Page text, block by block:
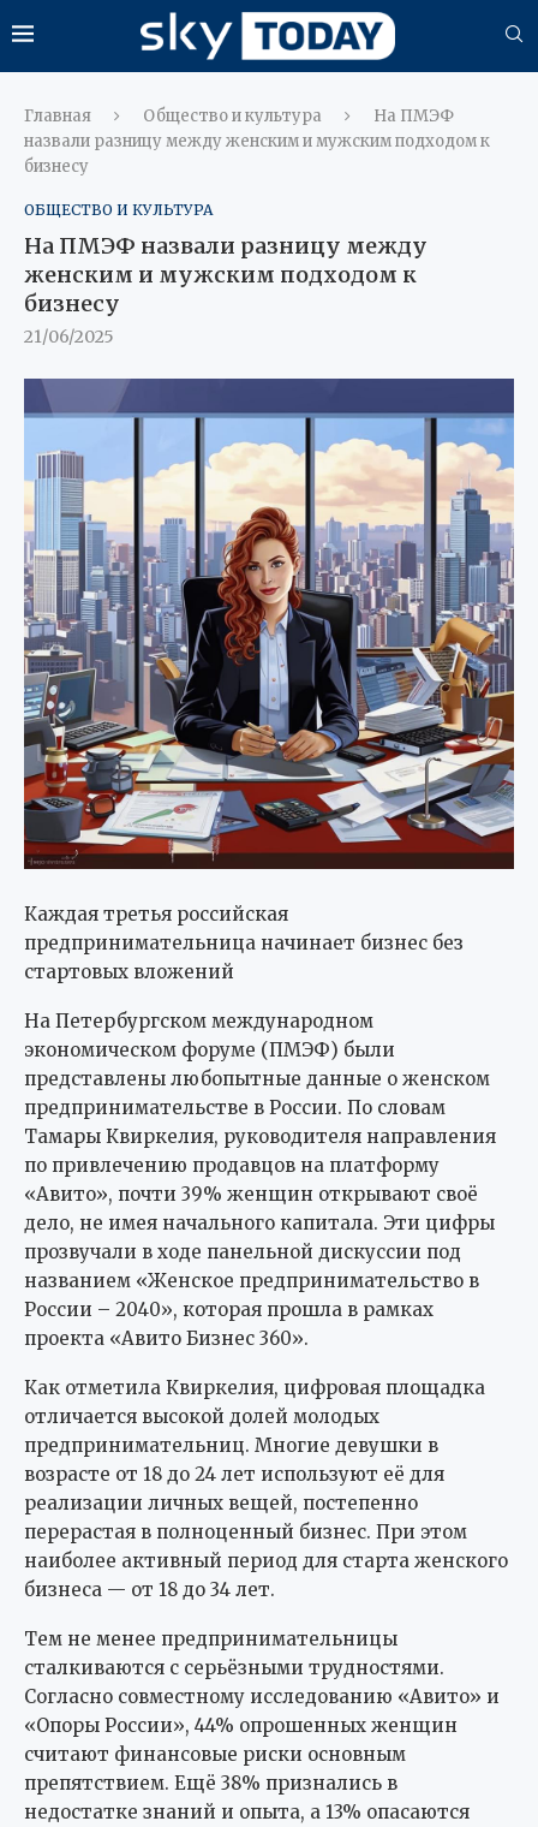
Главная Общество и культура
На ПМЭФ
назвали разницу между женским и мужским подходом к
бизнесу
ОБЩЕСТВО И КУЛЬТУРА
На ПМЭФ назвали разницу между
женским и мужским подходом к
бизнесу
21/06/2025
Каждая третья российская
предпринимательница начинает бизнес без
стартовых вложений
На Петербургском международном
экономическом форуме (ПМЭФ) были
представлены любопытные данные о женском
предпринимательстве в России. По словам
Тамары Квиркелия, руководителя направления
по привлечению продавцов на платформу
«Авито», почти 39% женщин открывают своё
дело, не имея начального капитала. Эти цифры
прозвучали в ходе панельной дискуссии под
названием «Женское предпринимательство в
России – 2040», которая прошла в рамках
проекта «Авито Бизнес 360».
Как отметила Квиркелия, цифровая площадка
отличается высокой долей молодых
предпринимательниц. Многие девушки в
возрасте от 18 до 24 лет используют её для
реализации личных вещей, постепенно
перерастая в полноценный бизнес. При этом
наиболее активный период для старта женского
бизнеса — от 18 до 34 лет.
Тем не менее предпринимательницы
сталкиваются с серьёзными трудностями.
Согласно совместному исследованию «Авито» и
«Опоры России», 44% опрошенных женщин
считают финансовые риски основным
препятствием. Ещё 38% признались в
недостатке знаний и опыта, а 13% опасаются